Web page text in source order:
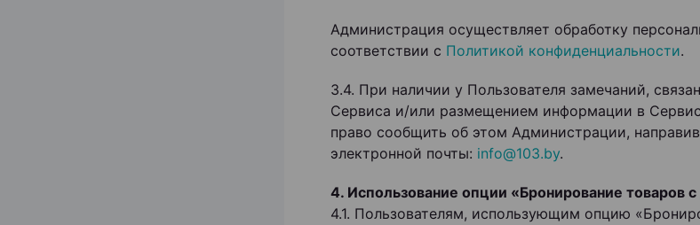
Администрация осуществляет обработку
соответствии с Политикой конфиденциальности.
3.4. При наличии у Пользователя замечаний,
Сервиса и/или размещением информации в
право сообщить об этом Администрации,
электронной почты: info@103.by.
4. Использование опции «Бронирование товаров
4.1. Пользователям, использующим опцию